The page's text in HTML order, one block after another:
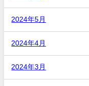
2024年5月
2024年4月
2024年3月